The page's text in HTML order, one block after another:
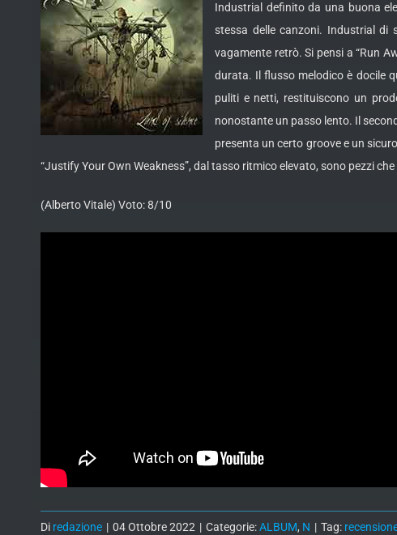
Industrial definito da una buona
stessa delle canzoni. Industrial
vagamente retrò. Si pensi a “Run
durata. Il flusso melodico è docile
puliti e netti, restituiscono un
nonostante un passo lento. Il
presenta un certo groove e un
“Justify Your Own Weakness”, dal tasso ritmico elevato, sono pezzi
(Alberto Vitale) Voto: 8/10
Di redazione | 04 Ottobre 2022 | Categorie:ALBUM, N | Tag: